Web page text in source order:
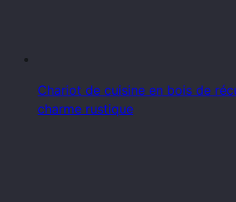
Chariot de cuisine en bois de
charme rustique